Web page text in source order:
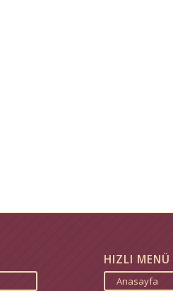
HIZLI MENÜ
Anasayfa